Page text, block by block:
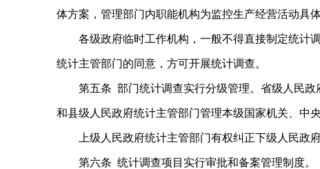
体方案，管理部门内职能机构为监控生产经营活动具
各级政府临时工作机构，一般不得直接制定统计
统计主管部门的同意，方可开展统计调查。
第五条 部门统计调查实行分级管理。省级人民
和县级人民政府统计主管部门管理本级国家机关、中
上级人民政府统计主管部门有权纠正下级人民政
第六条 统计调查项目实行审批和备案管理制度。